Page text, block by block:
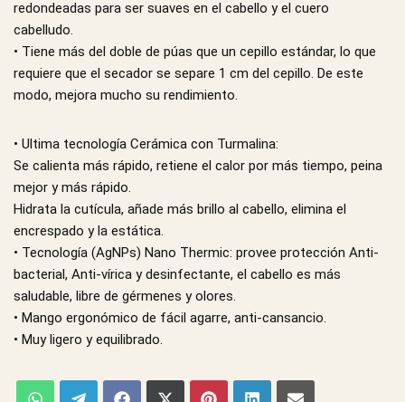
redondeadas para ser suaves en el cabello y el cuero
cabelludo.
• Tiene más del doble de púas que un cepillo estándar, lo que
requiere que el secador se separe 1 cm del cepillo. De este
modo, mejora mucho su rendimiento.
• Ultima tecnología Cerámica con Turmalina:
Se calienta más rápido, retiene el calor por más tiempo, peina
mejor y más rápido.
Hidrata la cutícula, añade más brillo al cabello, elimina el
encrespado y la estática.
• Tecnología (AgNPs) Nano Thermic: provee protección Anti-
bacterial, Anti-vírica y desinfectante, el cabello es más
saludable, libre de gérmenes y olores.
• Mango ergonómico de fácil agarre, anti-cansancio.
• Muy ligero y equilibrado.